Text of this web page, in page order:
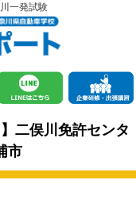
一発試験
二俣川免許センタ
市